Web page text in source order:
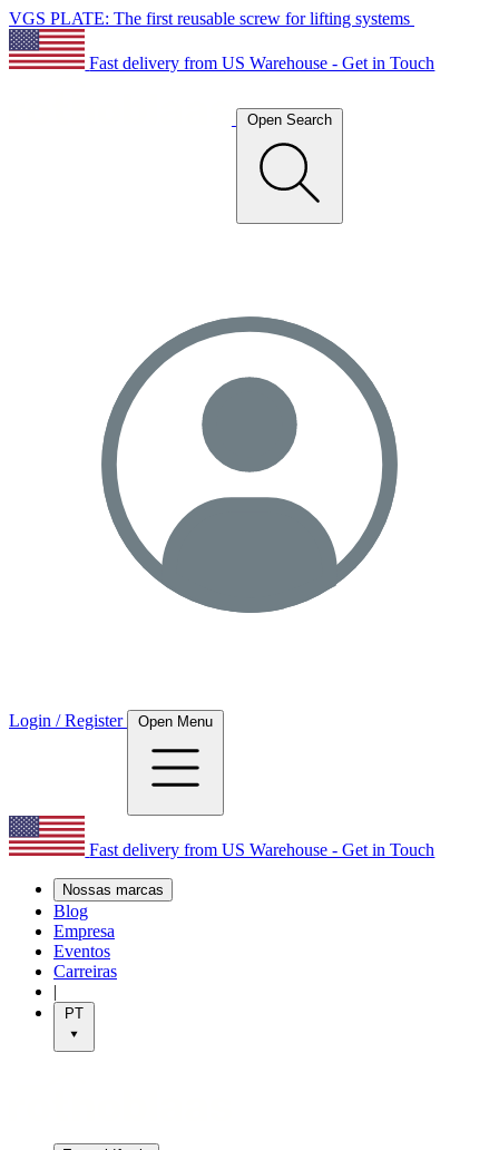
VGS PLATE: The first reusable screw for lifting systems
Fast delivery from US Warehouse - Get in Touch
Open Search
Login / Register Open Menu
Fast delivery from US Warehouse - Get in Touch
Nossas marcas
Blog
Empresa
Eventos
Carreiras
|
PT